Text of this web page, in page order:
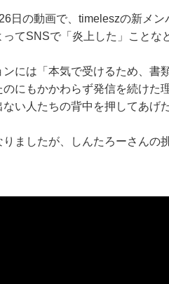
日の動画で、timeleszの新メ
てSNSで「炎上した」ことな
ンには「本気で受けるため、書
にもかかわらず発信を続けた
い人たちの背中を押してあげ
ましたが、しんたろーさんの